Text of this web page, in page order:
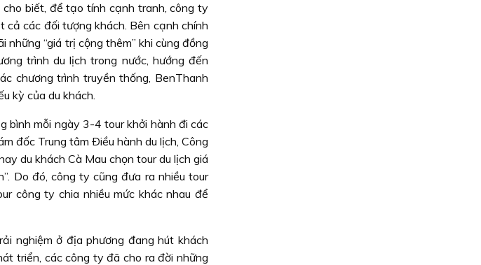
biết, để tạo tính cạnh tranh, công ty
cả các đối tượng khách. Bên cạnh chính
“giá trị cộng thêm” khi cùng đồng
trình du lịch trong nước, hướng đến
chương trình truyền thống, BenThanh
kỳ của du khách.
bình mỗi ngày 3-4 tour khởi hành đi các
đốc Trung tâm Ðiều hành du lịch, Công
du khách Cà Mau chọn tour du lịch giá
Do đó, công ty cũng đưa ra nhiều tour
công ty chia nhiều mức khác nhau để
nghiệm ở địa phương đang hút khách
triển, các công ty đã cho ra đời những